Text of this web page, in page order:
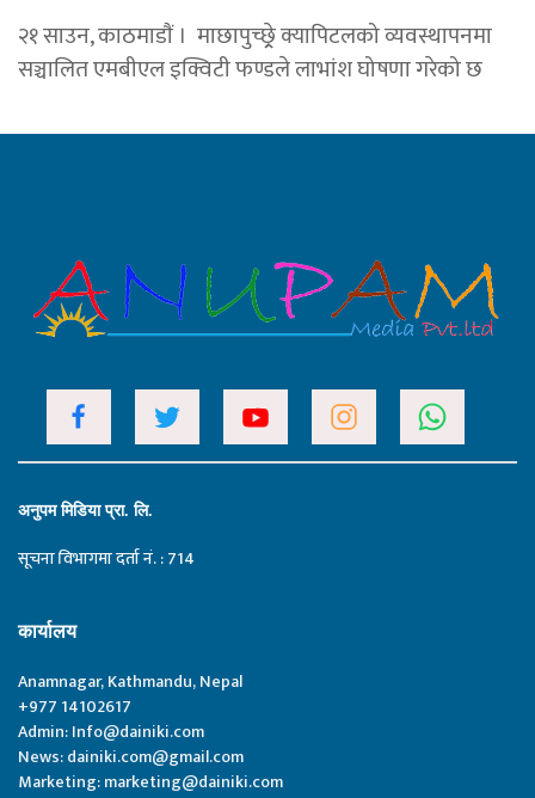
२१ साउन, काठमाडाैं । माछापुच्छ्र्रे क्यापिटलको व्यवस्थापनमा
सञ्चालित एमबीएल इक्विटी फण्डले लाभांश घोषणा गरेको छ
अनुपम मिडिया प्रा. लि.
सूचना विभागमा दर्ता नं. : 714
कार्यालय
Anamnagar, Kathmandu, Nepal
+977 14102617
Admin:Info@dainiki.com
News:dainiki.com@gmail.com
Marketing:marketing@dainiki.com